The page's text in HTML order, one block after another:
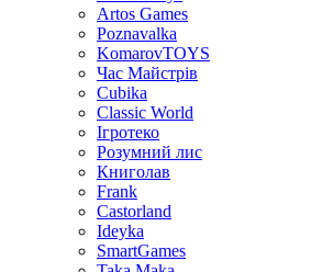
Artos Games
Poznavalka
KomarovTOYS
Час Майстрів
Cubika
Classic World
Ігротеко
Розумний лис
Книголав
Frank
Castorland
Ideyka
SmartGames